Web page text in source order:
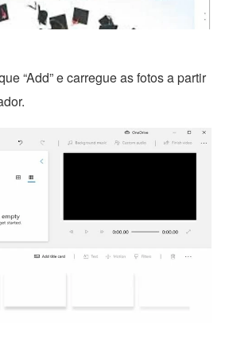
“Add” e carregue as fotos a partir